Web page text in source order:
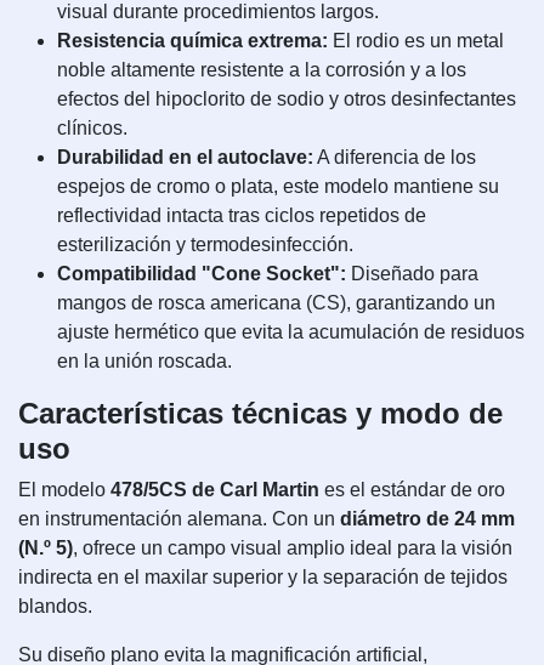
visual durante procedimientos largos.
Resistencia química extrema: El rodio es un metal
noble altamente resistente a la corrosión y a los
efectos del hipoclorito de sodio y otros desinfectantes
clínicos.
Durabilidad en el autoclave: A diferencia de los
espejos de cromo o plata, este modelo mantiene su
reflectividad intacta tras ciclos repetidos de
esterilización y termodesinfección.
Compatibilidad "Cone Socket": Diseñado para
mangos de rosca americana (CS), garantizando un
ajuste hermético que evita la acumulación de residuos
en la unión roscada.
Características técnicas y modo de
uso
El modelo 478/5CS de Carl Martin es el estándar de oro
en instrumentación alemana. Con un diámetro de 24 mm
(N.º 5), ofrece un campo visual amplio ideal para la visión
indirecta en el maxilar superior y la separación de tejidos
blandos.
Su diseño plano evita la magnificación artificial,